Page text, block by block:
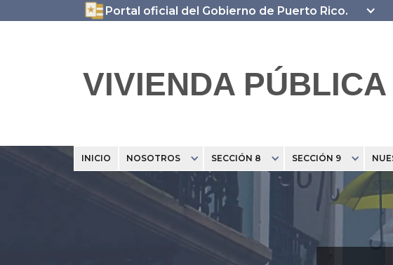
Portal oficial del Gobierno de Puerto Rico.
VIVIENDA PÚBLICA
INICIO NOSOTROS SECCIÓN 8 SECCIÓN 9